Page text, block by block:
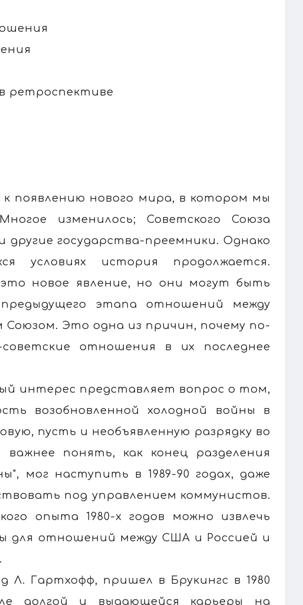
ретроспективе
появлению нового мира, в котором мы
изменилось; Советского Союза
другие государства-преемники. Однако
условиях история продолжается.
новое явление, но они могут быть
этапа отношений между
Это одна из причин, почему по-
отношения в их последнее
интерес представляет вопрос о том,
возобновленной холодной войны в
пусть и необъявленную разрядку во
понять, как конец разделения
мог наступить в 1989-90 годах, даже
под управлением коммунистов.
опыта 1980-х годов можно извлечь
для отношений между США и Россией и
Л. Гартхофф, пришел в Брукингс в 1980
долгой и выдающейся карьеры на